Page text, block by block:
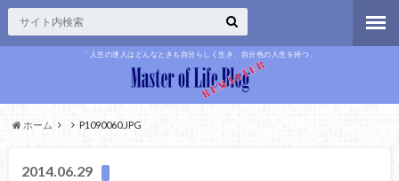
「人生の達人はどんなときも自分らしく生き、自分色の人生を持つ」
ホーム P1090060.JPG
2014.06.29